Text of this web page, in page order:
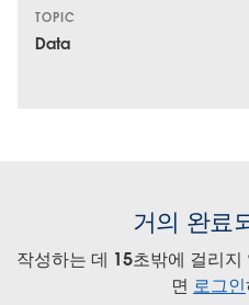
TOPIC
Data
거의 완료
작성하는 데 15초밖에 걸리
면 로그인